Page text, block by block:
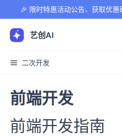
🎉 限时特惠活动公告、获取优
艺创AI
二次开发
前端开发
前端开发指南